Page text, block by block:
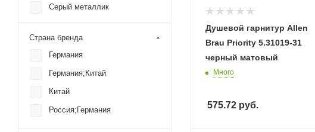
Душевой гарнитур Allen
Brau Priority 5.31019-31
черный матовый
Много
575.72 руб.
Серый металлик
Черный
Страна бренда
Германия
Германия;Китай
Китай
Россия;Германия